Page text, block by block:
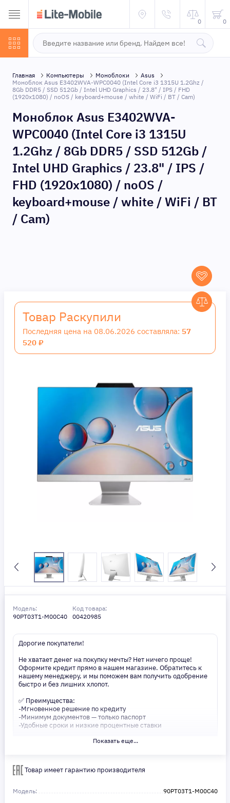
0 0
Главная Компьютеры Моноблоки
Asus
Моноблок Asus E3402WVA-WPC0040 (Intel Core i3 1315U 1.2Ghz /
8Gb DDR5 / SSD 512Gb / Intel UHD Graphics / 23.8" / IPS / FHD
(1920x1080) / noOS / keyboard+mouse / white / WiFi / BT / Cam)
Моноблок Asus E3402WVA-
WPC0040 (Intel Core i3 1315U
1.2Ghz / 8Gb DDR5 / SSD 512Gb /
Intel UHD Graphics / 23.8" / IPS /
FHD (1920x1080) / noOS /
keyboard+mouse / white / WiFi / BT
/ Cam)
Товар Раскупили
Последняя цена на 08.06.2026 составляла: 57
520 ₽
Модель:
90PT03T1-M00C40
Код товара:
00420985
Дорогие покупатели!
Не хватает денег на покупку мечты? Нет ничего проще!
Оформите кредит прямо в нашем магазине. Обратитесь к
нашему менеджеру, и мы поможем вам получить одобрение
быстро и без лишних хлопот.
✅ Преимущества:
-Мгновенное решение по кредиту
-Минимум документов — только паспорт
-Удобные сроки и низкие процентные ставки
Не откладывайте свои желания на потом! Получите то, что
Показать еще...
Товар имеет гарантию производителя
Модель: 90PT03T1-M00C40